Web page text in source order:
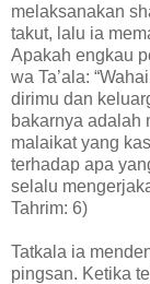
melaksanakan
takut, lalu ia
Apakah engkau
wa Ta’ala:
dirimu dan
bakarnya adalah
malaikat yang
terhadap apa
selalu
Tahrim: 6)
Tatkala ia
pingsan. Ketika